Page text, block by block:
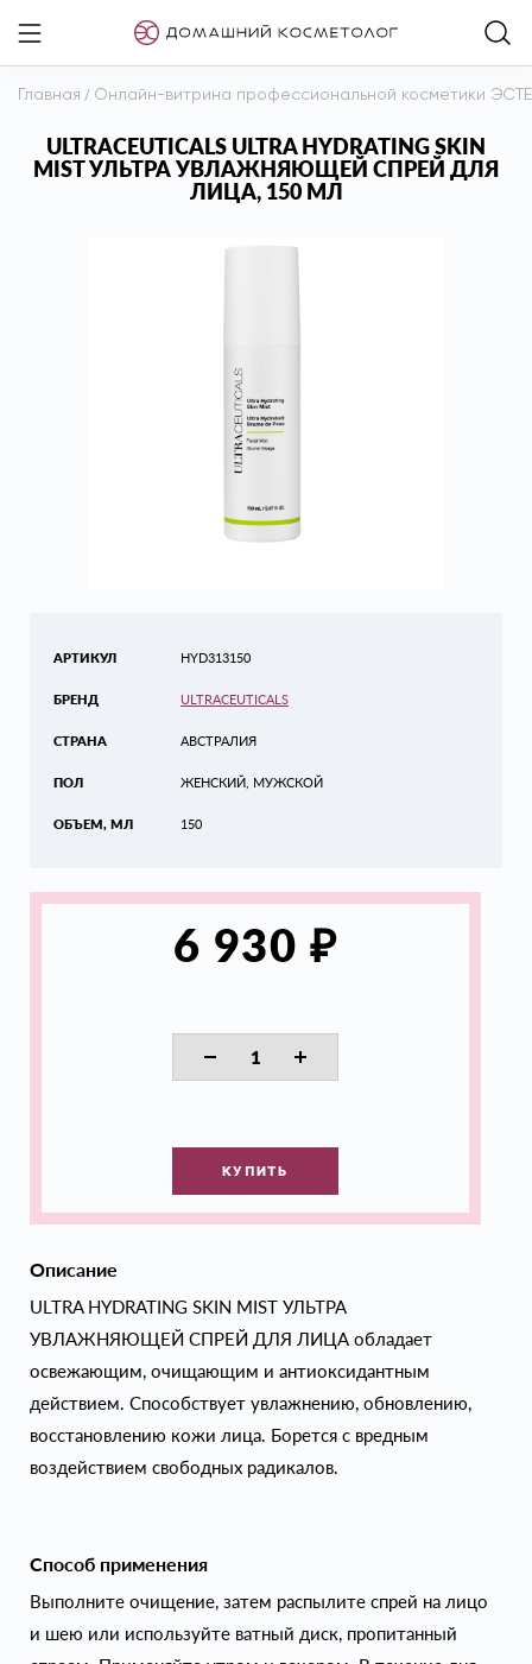
Главная / Онлайн-витрина профессиональной косметики
ULTRACEUTICALS ULTRA HYDRATING SKIN
MIST УЛЬТРА УВЛАЖНЯЮЩЕЙ СПРЕЙ ДЛЯ
ЛИЦА, 150 МЛ
АРТИКУЛ
БРЕНД
СТРАНА
ПОЛ
ОБЪЕМ, МЛ
HYD313150
ULTRACEUTICALS
АВСТРАЛИЯ
ЖЕНСКИЙ, МУЖСКОЙ
150
6 930 ₽
КУПИТЬ
Описание
ULTRA HYDRATING SKIN MIST УЛЬТРА
УВЛАЖНЯЮЩЕЙ СПРЕЙ ДЛЯ ЛИЦА обладает
освежающим, очищающим и антиоксидантным
действием. Способствует увлажнению, обновлению,
восстановлению кожи лица. Борется с вредным
воздействием свободных радикалов.
Способ применения
Выполните очищение, затем распылите спрей на лицо
и шею или используйте ватный диск, пропитанный